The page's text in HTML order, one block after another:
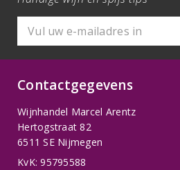
Contactgegevens
Wijnhandel Marcel Arentz
Hertogstraat 82
6511 SE Nijmegen
KvK: 95795588